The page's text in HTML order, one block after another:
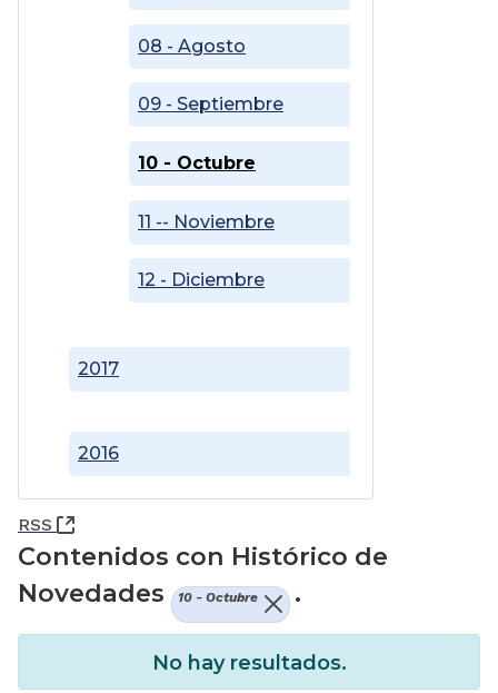
2016
2017
08 - Agosto
09 - Septiembre
10 - Octubre
11 -- Noviembre
12 - Diciembre
RSS (Abre una nueva ventana)
Contenidos con Histórico de
Novedades
10 - Octubre .
No hay resultados.